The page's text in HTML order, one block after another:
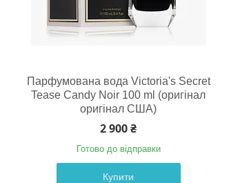
Парфумована вода Victoria's Secret
Tease Candy Noir 100 ml (оригінал
оригінал США)
2 900 ₴
Готово до відправки
Купити